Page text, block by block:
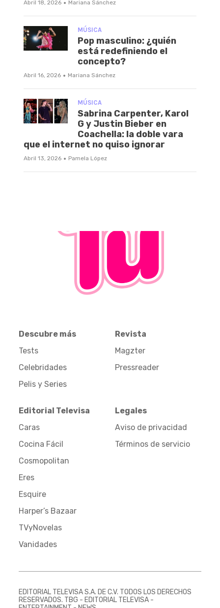
Abril 18, 2026 · Mariana Sánchez
MÚSICA
Pop masculino: ¿quién
está redefiniendo el
concepto?
Abril 16, 2026 · Mariana Sánchez
MÚSICA
Sabrina Carpenter, Karol
G y Justin Bieber en
Coachella: la doble vara
que el internet no quiso ignorar
Abril 13, 2026 · Pamela López
Descubre más
Tests
Celebridades
Pelis y Series
Revista
Magzter
Pressreader
Editorial Televisa
Caras
Cocina Fácil
Cosmopolitan
Eres
Esquire
Harper’s Bazaar
TVyNovelas
Vanidades
Legales
Aviso de privacidad
Términos de servicio
EDITORIAL TELEVISA S.A. DE C.V. TODOS LOS DERECHOS
RESERVADOS. TBG - EDITORIAL TELEVISA -